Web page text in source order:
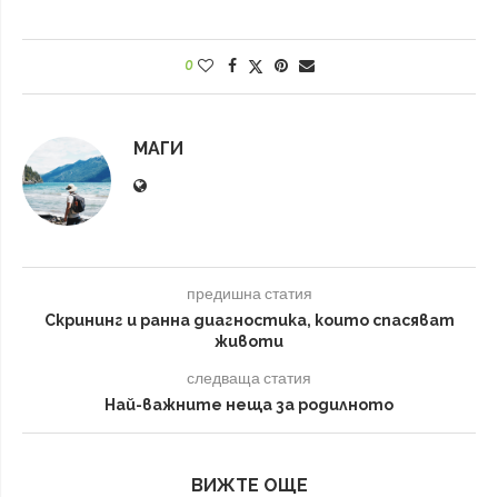
0
МАГИ
предишна статия
Скрининг и ранна диагностика, които спасяват
животи
следваща статия
Най-важните неща за родилното
ВИЖТЕ ОЩЕ